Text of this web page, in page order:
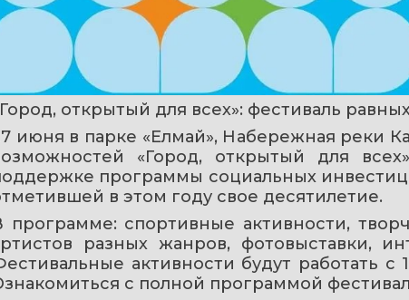
открытый для всех»: фестиваль
июня в парке «Елмай», Набережная реки
«Город, открытый для
программы социальных
в этом году свое десятилетие.
программе: спортивные активности,
разных жанров, фотовыставки,
активности будут работать с
с полной программой